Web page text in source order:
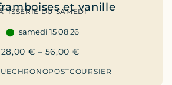
et vanille
DU SAMEDI
samedi 15 08 26
28,00 € – 56,00 €
CHRONOPOSTCOURSIER